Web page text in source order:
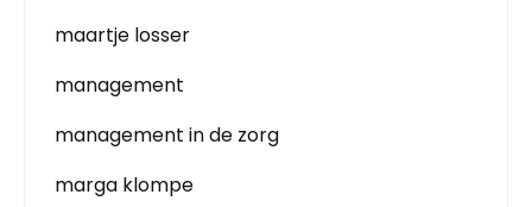
maartje losser
management
management in de zorg
marga klompe